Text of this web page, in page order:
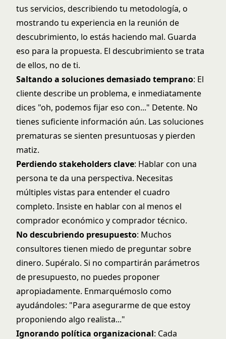
tus servicios, describiendo tu metodología, o
mostrando tu experiencia en la reunión de
descubrimiento, lo estás haciendo mal. Guarda
eso para la propuesta. El descubrimiento se trata
de ellos, no de ti.
Saltando a soluciones demasiado temprano: El
cliente describe un problema, e inmediatamente
dices "oh, podemos fijar eso con..." Detente. No
tienes suficiente información aún. Las soluciones
prematuras se sienten presuntuosas y pierden
matiz.
Perdiendo stakeholders clave: Hablar con una
persona te da una perspectiva. Necesitas
múltiples vistas para entender el cuadro
completo. Insiste en hablar con al menos el
comprador económico y comprador técnico.
No descubriendo presupuesto: Muchos
consultores tienen miedo de preguntar sobre
dinero. Supéralo. Si no compartirán parámetros
de presupuesto, no puedes proponer
apropiadamente. Enmarquémoslo como
ayudándoles: "Para asegurarme de que estoy
proponiendo algo realista..."
Ignorando política organizacional: Cada